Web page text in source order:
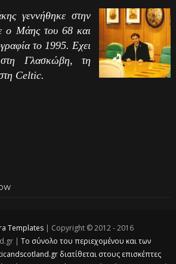
γεννήθηκε στην
ο Μάης του 68 και
το 1995. Εχει
Γλασκώβη, τη
Celtic.
Templates| Copyright © 2012 - 2016
|Το σύνολο του περιεχομένου και των
διατίθεται στους επισκέπτες